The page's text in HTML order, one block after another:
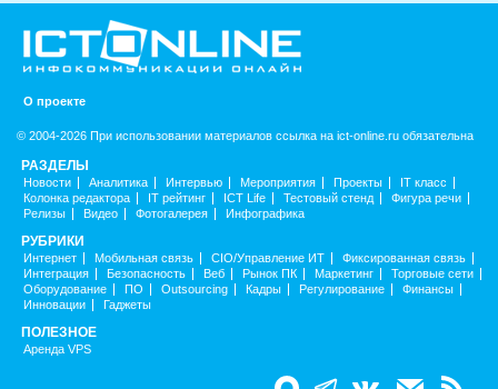
О проекте
© 2004-2026 При использовании материалов ссылка на ict-online.ru обязательна
РАЗДЕЛЫ
Новости Аналитика Интервью Мероприятия Проекты
IT класс
Колонка редактора
IT рейтинг ICT Life Тестовый стенд
Фигура речи
Релизы
Видео Фотогалерея Инфографика
РУБРИКИ
Интернет Мобильная связь CIO/Управление ИТ
Фиксированная связь
Интеграция
Безопасность Веб Рынок ПК Маркетинг
Торговые сети
Оборудование
ПО Outsourcing Кадры Регулирование
Финансы
Инновации
Гаджеты
ПОЛЕЗНОЕ
Аренда VPS